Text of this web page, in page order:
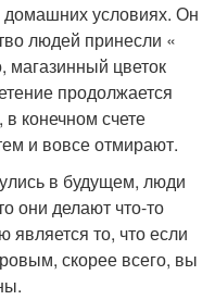
домашних условиях. Он
людей принесли «
цветок
продолжается
конечном счете
и вовсе отмирают.
в будущем, люди
они делают что-то
то, что если
скорее всего, вы